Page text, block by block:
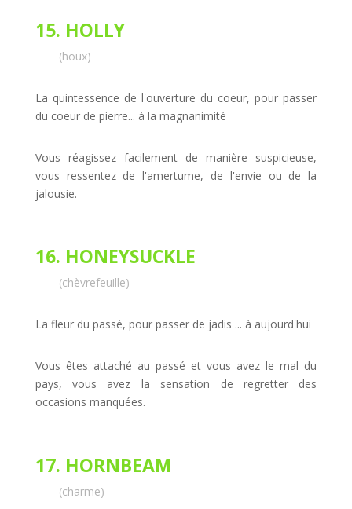
15. HOLLY
(houx)
La quintessence de l'ouverture du coeur, pour passer
du coeur de pierre... à la magnanimité
Vous réagissez facilement de manière suspicieuse,
vous ressentez de l'amertume, de l'envie ou de la
jalousie.
16. HONEYSUCKLE
(chèvrefeuille)
La fleur du passé, pour passer de jadis ... à aujourd'hui
Vous êtes attaché au passé et vous avez le mal du
pays, vous avez la sensation de regretter des
occasions manquées.
17. HORNBEAM
(charme)